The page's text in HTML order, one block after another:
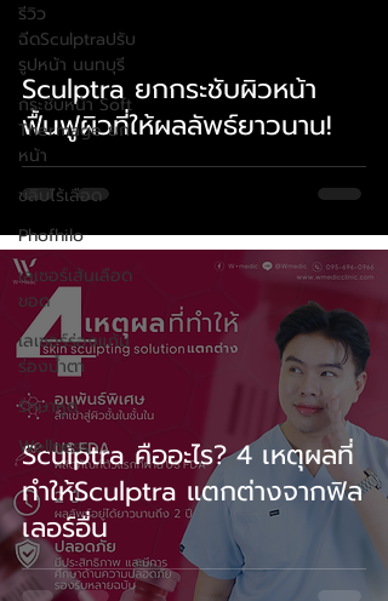
รีวิว
ฉีดSculptraปรับ
รูปหน้า นนทบุรี
กระชับหน้า Soft
Thermage ยก
หน้า
ขลิบไร้เลือด
Phofhilo
เลเซอร์เส้นเลือด
ขอด
เลเซอร์ร่องแก้ม
ร่องนํ้าตา
รักษาหูด
Wellness
Sculptra ยกกระชับผิวหน้า
ฟื้นฟูผิวที่ให้ผลลัพธ์ยาวนาน!
Sculptra คืออะไร? 4 เหตุผลที่
ทําให้Sculptra แตกต่างจากฟิล
เลอร์อื่น